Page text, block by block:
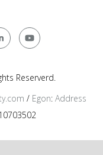
Reserverd.
/ Egon: Address